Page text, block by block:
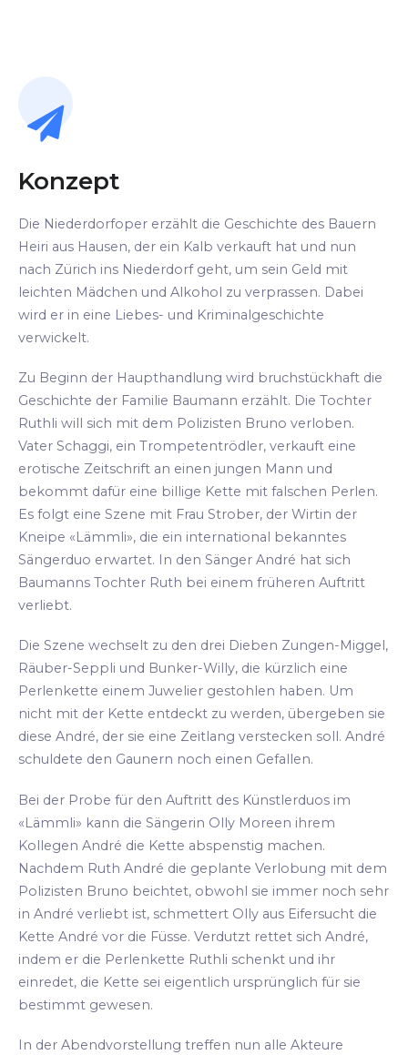
Konzept
Die Niederdorfoper erzählt die Geschichte des Bauern
Heiri aus Hausen, der ein Kalb verkauft hat und nun
nach Zürich ins Niederdorf geht, um sein Geld mit
leichten Mädchen und Alkohol zu verprassen. Dabei
wird er in eine Liebes- und Kriminalgeschichte
verwickelt.
Zu Beginn der Haupthandlung wird bruchstückhaft die
Geschichte der Familie Baumann erzählt. Die Tochter
Ruthli will sich mit dem Polizisten Bruno verloben.
Vater Schaggi, ein Trompetentrödler, verkauft eine
erotische Zeitschrift an einen jungen Mann und
bekommt dafür eine billige Kette mit falschen Perlen.
Es folgt eine Szene mit Frau Strober, der Wirtin der
Kneipe «Lämmli», die ein international bekanntes
Sängerduo erwartet. In den Sänger André hat sich
Baumanns Tochter Ruth bei einem früheren Auftritt
verliebt.
Die Szene wechselt zu den drei Dieben Zungen-Miggel,
Räuber-Seppli und Bunker-Willy, die kürzlich eine
Perlenkette einem Juwelier gestohlen haben. Um
nicht mit der Kette entdeckt zu werden, übergeben sie
diese André, der sie eine Zeitlang verstecken soll. André
schuldete den Gaunern noch einen Gefallen.
Bei der Probe für den Auftritt des Künstlerduos im
«Lämmli» kann die Sängerin Olly Moreen ihrem
Kollegen André die Kette abspenstig machen.
Nachdem Ruth André die geplante Verlobung mit dem
Polizisten Bruno beichtet, obwohl sie immer noch sehr
in André verliebt ist, schmettert Olly aus Eifersucht die
Kette André vor die Füsse. Verdutzt rettet sich André,
indem er die Perlenkette Ruthli schenkt und ihr
einredet, die Kette sei eigentlich ursprünglich für sie
bestimmt gewesen.
In der Abendvorstellung treffen nun alle Akteure